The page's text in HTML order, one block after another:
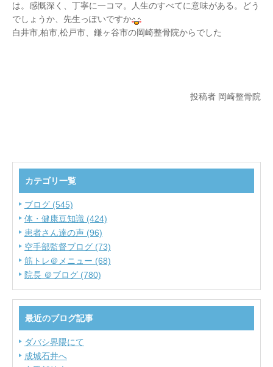
は。感慨深く、丁寧に一コマ。人生のすべてに意味がある。どう
でしょうか、先生っぽいですか
白井市,柏市,松戸市、鎌ヶ谷市の岡崎整骨院からでした
投稿者 岡崎整骨院
カテゴリ一覧
ブログ (545)
体・健康豆知識 (424)
患者さん達の声 (96)
空手部監督ブログ (73)
筋トレ＠メニュー (68)
院長 ＠ブログ (780)
最近のブログ記事
ダバシ界隈にて
成城石井へ